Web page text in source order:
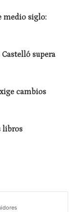
medio siglo:
supera
cambios
libros